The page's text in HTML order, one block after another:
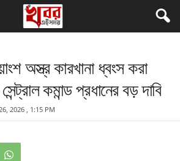
অস্ত্র কারখানা ধ্বংস করা
কমান্ড প্রধানের বড় দাবি
2026 , 1:15 PM